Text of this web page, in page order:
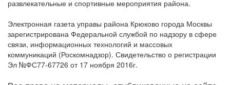
развлекательные и спортивные мероприятия района.
Электронная газета управы района Крюково города Москвы
зарегистрирована Федеральной службой по надзору в сфере
связи, информационных технологий и массовых
коммуникаций (Роскомнадзор). Свидетельство о регистрации
Эл №ФС77-67726 от 17 ноября 2016г.